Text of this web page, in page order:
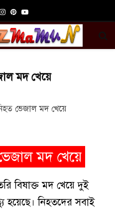
Instagram
Pinterest
Youtube
মদ খেয়ে
মদ খেয়ে
বিষাক্ত মদ খেয়ে দুই
হয়েছে। নিহতদের সবাই